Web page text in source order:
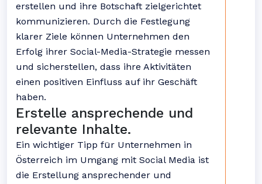
erstellen und ihre Botschaft zielgerichtet
kommunizieren. Durch die Festlegung
klarer Ziele können Unternehmen den
Erfolg ihrer Social-Media-Strategie messen
und sicherstellen, dass ihre Aktivitäten
einen positiven Einfluss auf ihr Geschäft
haben.
Erstelle ansprechende und
relevante Inhalte.
Ein wichtiger Tipp für Unternehmen in
Österreich im Umgang mit Social Media ist
die Erstellung ansprechender und